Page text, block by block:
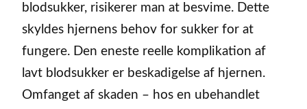
blodsukker, risikerer man at besvime. Dette
skyldes hjernens behov for sukker for at
fungere. Den eneste reelle komplikation af
lavt blodsukker er beskadigelse af hjernen.
Omfanget af skaden – hos en ubehandlet